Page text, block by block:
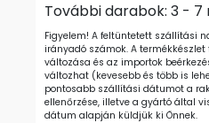
További darabok: 3 - 7
Figyelem! A feltüntetett szállítási
irányadó számok. A termékkészlet
változása és az importok
változhat (kevesebb és több is
pontosabb szállítási dátumot a
ellenőrzése, illetve a gyártó által
dátum alapján küldjük ki Önnek.